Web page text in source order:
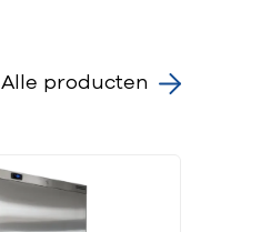
Alle producten